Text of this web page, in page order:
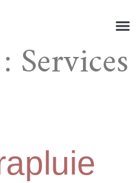
Services